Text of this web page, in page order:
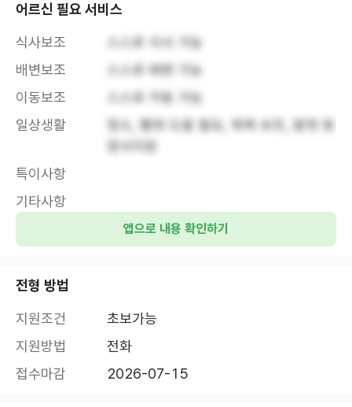
어르신 필요 서비스
식사보조
스스로 식사 가능
배변보조
스스로 배변 가능
이동보조
스스로 거동 가능
일상생활
청소, 빨래 도움 필요, 목욕 보조, 말벗 등
정서지원
특이사항
기타사항
앱으로 내용 확인하기
전형 방법
지원조건
초보가능
지원방법
전화
접수마감
2026-07-15